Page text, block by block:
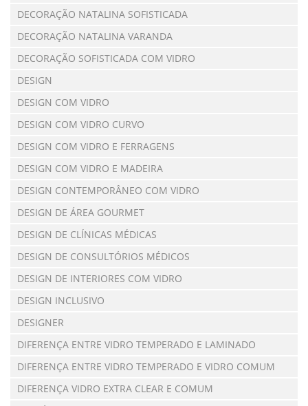
DECORAÇÃO NATALINA SOFISTICADA
DECORAÇÃO NATALINA VARANDA
DECORAÇÃO SOFISTICADA COM VIDRO
DESIGN
DESIGN COM VIDRO
DESIGN COM VIDRO CURVO
DESIGN COM VIDRO E FERRAGENS
DESIGN COM VIDRO E MADEIRA
DESIGN CONTEMPORÂNEO COM VIDRO
DESIGN DE ÁREA GOURMET
DESIGN DE CLÍNICAS MÉDICAS
DESIGN DE CONSULTÓRIOS MÉDICOS
DESIGN DE INTERIORES COM VIDRO
DESIGN INCLUSIVO
DESIGNER
DIFERENÇA ENTRE VIDRO TEMPERADO E LAMINADO
DIFERENÇA ENTRE VIDRO TEMPERADO E VIDRO COMUM
DIFERENÇA VIDRO EXTRA CLEAR E COMUM